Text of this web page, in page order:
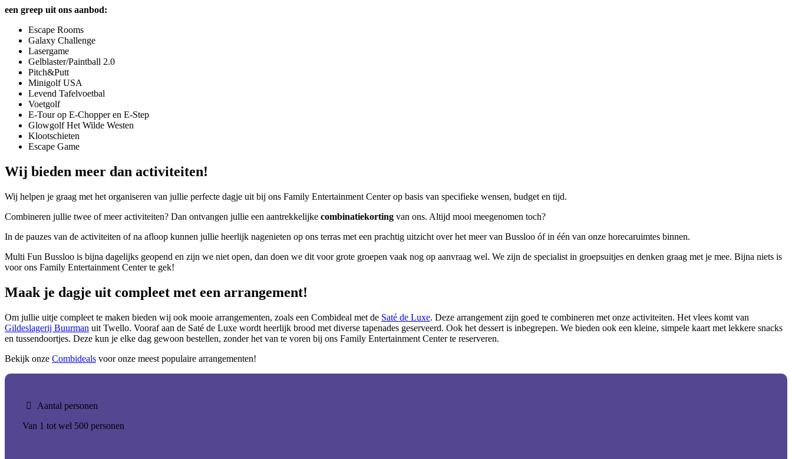
een greep uit ons aanbod:
Escape Rooms
Galaxy Challenge
Lasergame
Gelblaster/Paintball 2.0
Pitch&Putt
Minigolf USA
Levend Tafelvoetbal
Voetgolf
E-Tour op E-Chopper en E-Step
Glowgolf Het Wilde Westen
Klootschieten
Escape Game
Wij bieden meer dan activiteiten!
Wij helpen je graag met het organiseren van jullie perfecte dagje uit bij ons Family Entertainment Center op basis van specifieke wensen, budget en tijd.
Combineren jullie twee of meer activiteiten? Dan ontvangen jullie een aantrekkelijke combinatiekorting van ons. Altijd mooi meegenomen toch?
In de pauzes van de activiteiten of na afloop kunnen jullie heerlijk nagenieten op ons terras met een prachtig uitzicht over het meer van Bussloo óf in één van onze horecaruimtes binnen.
Multi Fun Bussloo is bijna dagelijks geopend en zijn we niet open, dan doen we dit voor grote groepen vaak nog op aanvraag wel. We zijn de specialist in groepsuitjes en denken graag met je mee. Bijna niets is
voor ons Family Entertainment Center te gek!
Maak je dagje uit compleet met een arrangement!
Om jullie uitje compleet te maken bieden wij ook mooie arrangementen, zoals een Combideal met de Saté de Luxe. Deze arrangement zijn goed te combineren met onze activiteiten. Het vlees komt van
Gildeslagerij Buurman uit Twello. Vooraf aan de Saté de Luxe wordt heerlijk brood met diverse tapenades geserveerd. Ook het dessert is inbegrepen. We bieden ook een kleine, simpele kaart met lekkere snacks
en tussendoortjes. Deze kun je elke dag gewoon bestellen, zonder het van te voren bij ons Family Entertainment Center te reserveren.
Bekijk onze Combideals voor onze meest populaire arrangementen!
Aantal personen
Van 1 tot wel 500 personen